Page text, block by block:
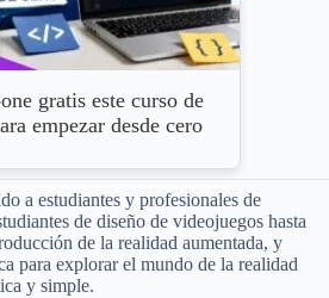
gratis este curso de
empezar desde cero
a estudiantes y profesionales de
de diseño de videojuegos hasta
de la realidad aumentada, y
para explorar el mundo de la realidad
y simple.